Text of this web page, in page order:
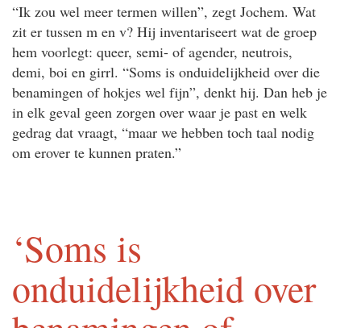
“Ik zou wel meer termen willen”, zegt Jochem. Wat
zit er tussen m en v? Hij inventariseert wat de groep
hem voorlegt: queer, semi- of agender, neutrois,
demi, boi en girrl. “Soms is onduidelijkheid over die
benamingen of hokjes wel fijn”, denkt hij. Dan heb je
in elk geval geen zorgen over waar je past en welk
gedrag dat vraagt, “maar we hebben toch taal nodig
om erover te kunnen praten.”
‘Soms is
onduidelijkheid over